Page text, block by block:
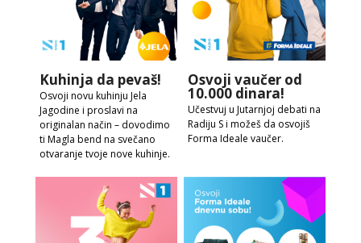
Kuhinja da pevaš!
Osvoji novu kuhinju Jela
Jagodine i proslavi na
originalan način – dovodimo
ti Magla bend na svečano
otvaranje tvoje nove kuhinje.
Osvoji vaučer od
10.000 dinara!
Učestvuj u Jutarnjoj debati na
Radiju S i možeš da osvojiš
Forma Ideale vaučer.